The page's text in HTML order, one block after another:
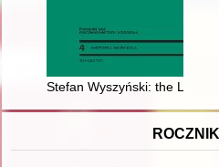
Stefan Wyszyński: the